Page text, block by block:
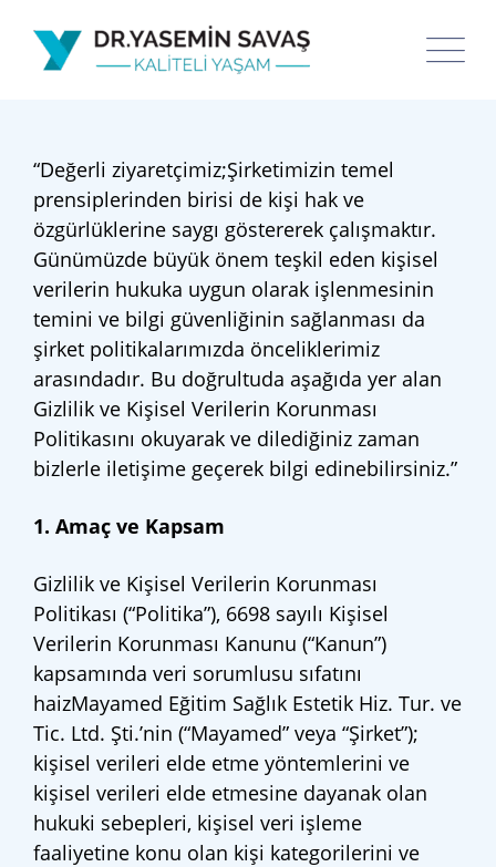
“Değerli ziyaretçimiz;Şirketimizin temel
prensiplerinden birisi de kişi hak ve
özgürlüklerine saygı göstererek çalışmaktır.
Günümüzde büyük önem teşkil eden kişisel
verilerin hukuka uygun olarak işlenmesinin
temini ve bilgi güvenliğinin sağlanması da
şirket politikalarımızda önceliklerimiz
arasındadır. Bu doğrultuda aşağıda yer alan
Gizlilik ve Kişisel Verilerin Korunması
Politikasını okuyarak ve dilediğiniz zaman
bizlerle iletişime geçerek bilgi edinebilirsiniz.”
1. Amaç ve Kapsam
Gizlilik ve Kişisel Verilerin Korunması
Politikası (“Politika”), 6698 sayılı Kişisel
Verilerin Korunması Kanunu (“Kanun”)
kapsamında veri sorumlusu sıfatını
haizMayamed Eğitim Sağlık Estetik Hiz. Tur. ve
Tic. Ltd. Şti.’nin (“Mayamed” veya “Şirket”);
kişisel verileri elde etme yöntemlerini ve
kişisel verileri elde etmesine dayanak olan
hukuki sebepleri, kişisel veri işleme
faaliyetine konu olan kişi kategorilerini ve